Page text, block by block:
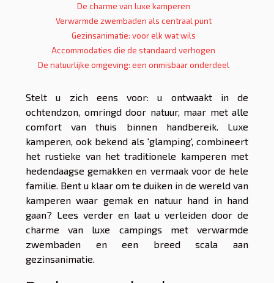
De charme van luxe kamperen
Verwarmde zwembaden als centraal punt
Gezinsanimatie: voor elk wat wils
Accommodaties die de standaard verhogen
De natuurlijke omgeving: een onmisbaar onderdeel
Stelt u zich eens voor: u ontwaakt in de
ochtendzon, omringd door natuur, maar met alle
comfort van thuis binnen handbereik. Luxe
kamperen, ook bekend als 'glamping', combineert
het rustieke van het traditionele kamperen met
hedendaagse gemakken en vermaak voor de hele
familie. Bent u klaar om te duiken in de wereld van
kamperen waar gemak en natuur hand in hand
gaan? Lees verder en laat u verleiden door de
charme van luxe campings met verwarmde
zwembaden en een breed scala aan
gezinsanimatie.